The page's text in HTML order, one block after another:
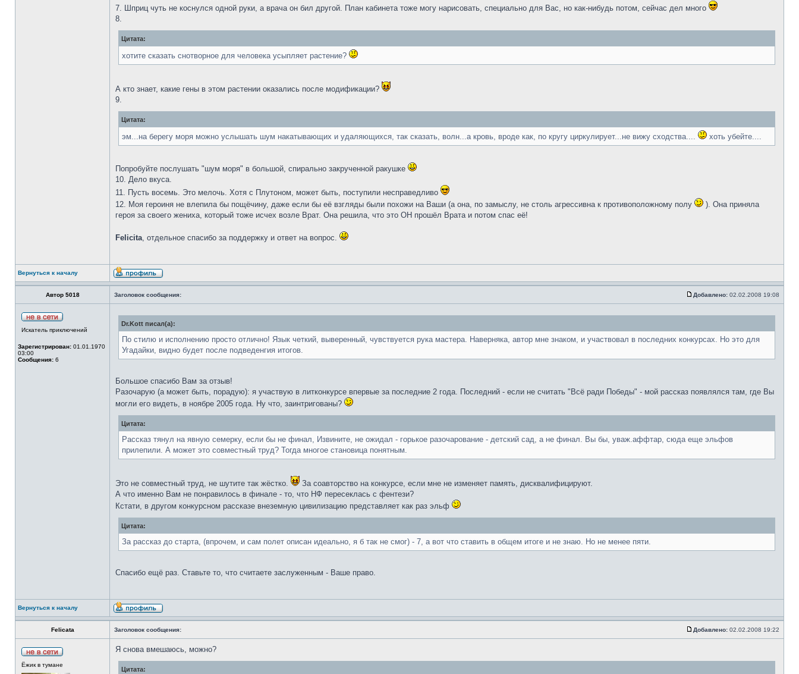
7. Шприц чуть не коснулся одной руки, а врача он бил другой. План кабинета тоже могу нарисовать, специально для Вас, но как-нибудь потом, сейчас дел много
8.
Цитата:
хотите сказать снотворное для человека усыпляет растение?
А кто знает, какие гены в этом растении оказались после модификации?
9.
Цитата:
эм...на берегу моря можно услышать шум накатывающих и удаляющихся, так сказать, волн...а кровь, вроде как, по кругу циркулирует...не вижу сходства.... хоть убейте....
Попробуйте послушать "шум моря" в большой, спирально закрученной ракушке
10. Дело вкуса.
11. Пусть восемь. Это мелочь. Хотя с Плутоном, может быть, поступили несправедливо
12. Моя героиня не влепила бы пощёчину, даже если бы её взгляды были похожи на Ваши (а она, по замыслу, не столь агрессивна к противоположному полу
). Она приняла
героя за своего жениха, который тоже исчех возле Врат. Она решила, что это ОН прошёл Врата и потом спас её!
Felicita, отдельное спасибо за поддержку и ответ на вопрос.
Вернуться к началу
Автор 5018 Заголовок сообщения: Добавлено: 02.02.2008 19:08
Искатель приключений
Зарегистрирован: 01.01.1970
03:00
Сообщения: 6
Dr.Kott писал(а):
По стилю и исполнению просто отлично! Язык четкий, выверенный, чувствуется рука мастера. Наверняка, автор мне знаком, и участвовал в последних конкурсах. Но это для
Угадайки, видно будет после подведенгия итогов.
Большое спасибо Вам за отзыв!
Разочарую (а может быть, порадую): я участвую в литконкурсе впервые за последние 2 года. Последний - если не считать "Всё ради Победы" - мой рассказ появлялся там, где Вы
могли его видеть, в ноябре 2005 года. Ну что, заинтригованы?
Цитата:
Рассказ тянул на явную семерку, если бы не финал, Извините, не ожидал - горькое разочарование - детский сад, а не финал. Вы бы, уваж.аффтар, сюда еще эльфов
прилепили. А может это совместный труд? Тогда многое становица понятным.
Это не совместный труд, не шутите так жёстко.
За соавторство на конкурсе, если мне не изменяет память, дисквалифицируют.
А что именно Вам не понравилось в финале - то, что НФ пересеклась с фентези?
Кстати, в другом конкурсном рассказе внеземную цивилизацию представляет как раз эльф
Цитата:
За рассказ до старта, (впрочем, и сам полет описан идеально, я б так не смог) - 7, а вот что ставить в общем итоге и не знаю. Но не менее пяти.
Спасибо ещё раз. Ставьте то, что считаете заслуженным - Ваше право.
Вернуться к началу
Felicata Заголовок сообщения: Добавлено: 02.02.2008 19:22
Ёжик в тумане
Я снова вмешаюсь, можно?
Цитата: